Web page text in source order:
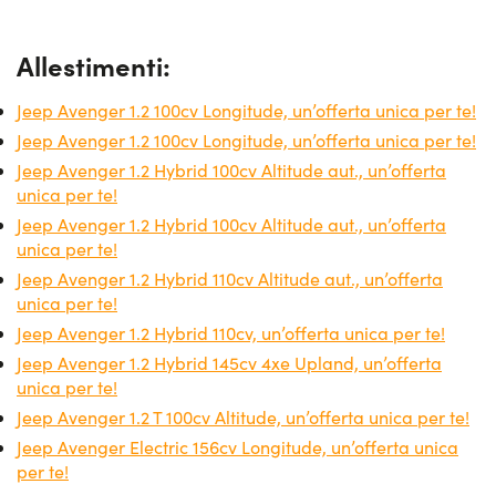
questa soluzione offre vantaggi fiscali e un parco auto
lungo terminepermette di scegliere esclusivamente tra
quelle offerte che sono convenienti dal punto di vista
della durata e del chilometraggio. E per chi non ha voglia
di investire subito grosse cifre, esiste anche la possibilità
di scegliere la formula Jeep Avenger noleggio lungo
termine senza anticipo, così da iniziare subito a guidare
senza pensieri. Non a caso sono già moltissimi i privati e
le aziende che hanno deciso di scegliere proprio questa
formula per risolvere i propri problemi di mobilità.
Allestimenti:
Jeep Avenger 1.2 100cv Longitude, un’offerta unica per te!
Jeep Avenger 1.2 100cv Longitude, un’offerta unica per te!
Jeep Avenger 1.2 Hybrid 100cv Altitude aut., un’offerta
unica per te!
Jeep Avenger 1.2 Hybrid 100cv Altitude aut., un’offerta
unica per te!
Jeep Avenger 1.2 Hybrid 110cv Altitude aut., un’offerta
unica per te!
Jeep Avenger 1.2 Hybrid 110cv, un’offerta unica per te!
Jeep Avenger 1.2 Hybrid 145cv 4xe Upland, un’offerta
unica per te!
Jeep Avenger 1.2 T 100cv Altitude, un’offerta unica per te!
Jeep Avenger Electric 156cv Longitude, un’offerta unica
per te!